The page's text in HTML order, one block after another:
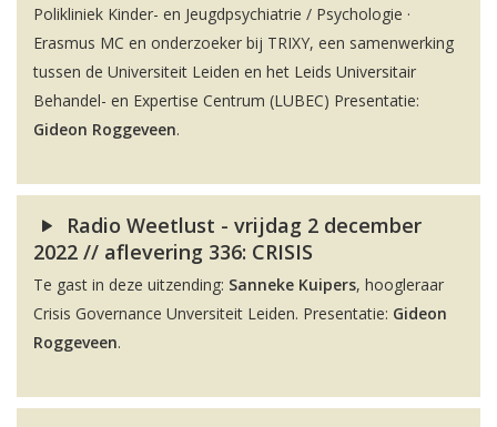
Polikliniek Kinder- en Jeugdpsychiatrie / Psychologie ·
Erasmus MC en onderzoeker bij TRIXY, een samenwerking
tussen de Universiteit Leiden en het Leids Universitair
Behandel- en Expertise Centrum (LUBEC) Presentatie:
Gideon Roggeveen.
Radio Weetlust - vrijdag 2 december
2022 // aflevering 336: CRISIS
Te gast in deze uitzending: Sanneke Kuipers, hoogleraar
Crisis Governance Unversiteit Leiden. Presentatie: Gideon
Roggeveen.